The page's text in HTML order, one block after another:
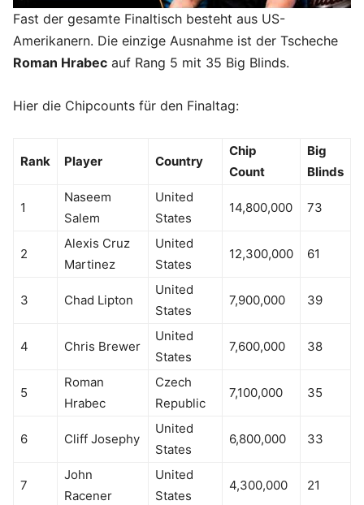
Fast der gesamte Finaltisch besteht aus US-
Amerikanern. Die einzige Ausnahme ist der Tscheche
Roman Hrabec auf Rang 5 mit 35 Big Blinds.
Hier die Chipcounts für den Finaltag:
Rank Player Country
Chip
Count
Big
Blinds
1
Naseem
Salem
United
States
14,800,000 73
2
Alexis Cruz
Martinez
United
States
12,300,000 61
3 Chad Lipton
United
States
7,900,000 39
4 Chris Brewer
United
States
7,600,000 38
5
Roman
Hrabec
Czech
Republic
7,100,000 35
6 Cliff Josephy
United
States
6,800,000 33
7
John
Racener
United
States
4,300,000 21